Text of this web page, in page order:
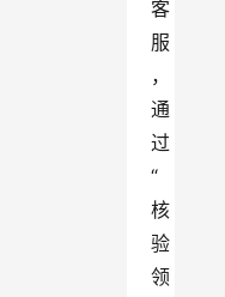
客
服
，
通
过
“
核
验
领